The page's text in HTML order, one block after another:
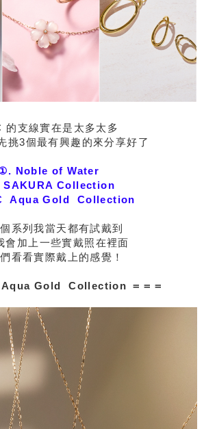
的支線實在是太多太多
挑3個最有興趣的來分享好了
Noble of Water
Collection
Aqua Gold Collection
系列我當天都有試戴到
會加上一些實戴照在裡面
看看實際戴上的感覺！
Aqua Gold Collection ＝＝＝